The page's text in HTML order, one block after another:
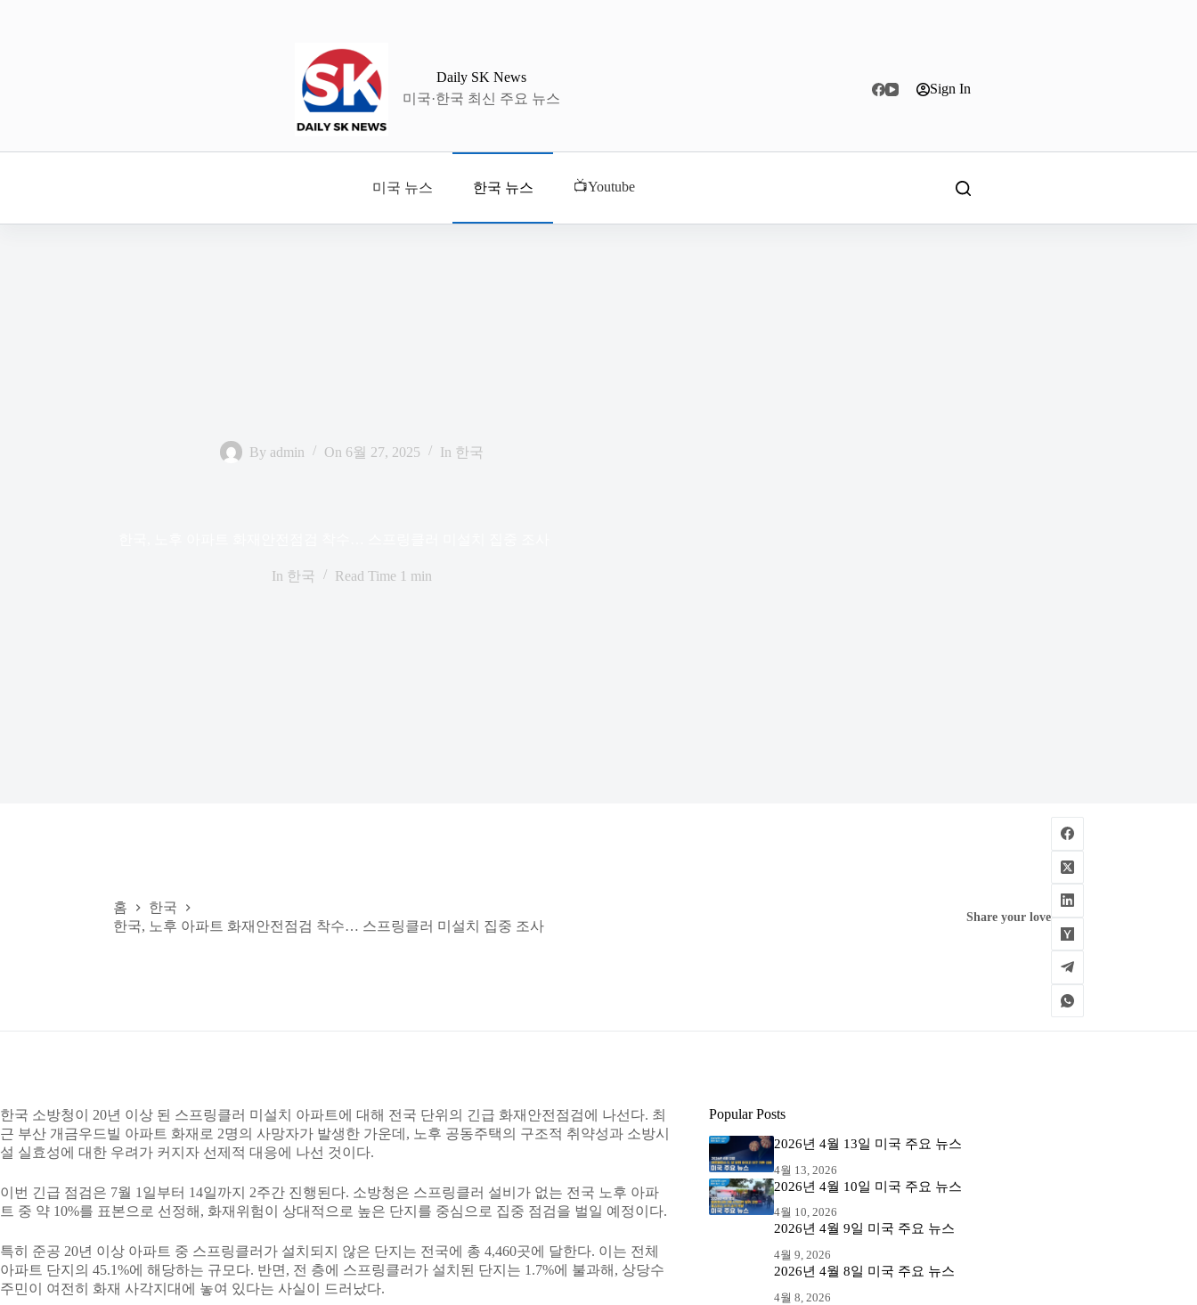
Daily SK News
미국·한국 최신 주요 뉴스
Sign In
미국 뉴스 한국 뉴스 📺Youtube
By admin On 6월 27, 2025 In 한국
In 한국 Read Time 1 min
홈
한국
한국, 노후 아파트 화재안전점검 착수… 스프링클러 미설치 집중 조사
Share your love
한국 소방청이 20년 이상 된 스프링클러 미설치 아파트에 대해 전국 단위의 긴급 화재안전점검에 나선다. 최
근 부산 개금우드빌 아파트 화재로 2명의 사망자가 발생한 가운데, 노후 공동주택의 구조적 취약성과 소방시
설 실효성에 대한 우려가 커지자 선제적 대응에 나선 것이다.
이번 긴급 점검은 7월 1일부터 14일까지 2주간 진행된다. 소방청은 스프링클러 설비가 없는 전국 노후 아파
트 중 약 10%를 표본으로 선정해, 화재위험이 상대적으로 높은 단지를 중심으로 집중 점검을 벌일 예정이다.
특히 준공 20년 이상 아파트 중 스프링클러가 설치되지 않은 단지는 전국에 총 4,460곳에 달한다. 이는 전체
아파트 단지의 45.1%에 해당하는 규모다. 반면, 전 층에 스프링클러가 설치된 단지는 1.7%에 불과해, 상당수
주민이 여전히 화재 사각지대에 놓여 있다는 사실이 드러났다.
Popular Posts
2026년 4월 13일 미국 주요 뉴스
4월 13, 2026
2026년 4월 10일 미국 주요 뉴스
4월 10, 2026
2026년 4월 9일 미국 주요 뉴스
4월 9, 2026
2026년 4월 8일 미국 주요 뉴스
4월 8, 2026